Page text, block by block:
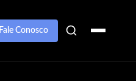
Fale Conosco